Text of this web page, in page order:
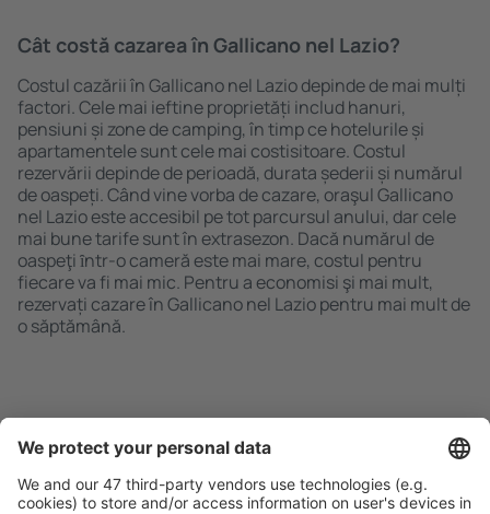
Cât costă cazarea în Gallicano nel Lazio?
Costul cazării în Gallicano nel Lazio depinde de mai mulți
factori. Cele mai ieftine proprietăți includ hanuri,
pensiuni și zone de camping, în timp ce hotelurile și
apartamentele sunt cele mai costisitoare. Costul
rezervării depinde de perioadă, durata șederii și numărul
de oaspeți. Când vine vorba de cazare, oraşul Gallicano
nel Lazio este accesibil pe tot parcursul anului, dar cele
mai bune tarife sunt în extrasezon. Dacă numărul de
oaspeţi ȋntr-o cameră este mai mare, costul pentru
fiecare va fi mai mic. Pentru a economisi şi mai mult,
rezervați cazare în Gallicano nel Lazio pentru mai mult de
o săptămână.
Caută rapid şi uşor
Ofertă adaptată aşteptărilor tale.